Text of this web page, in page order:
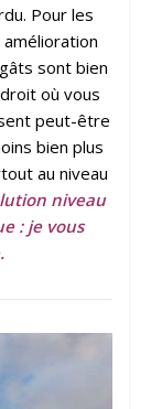
Pour les
sont bien
où vous
peut-être
bien plus
au niveau
niveau
: je vous